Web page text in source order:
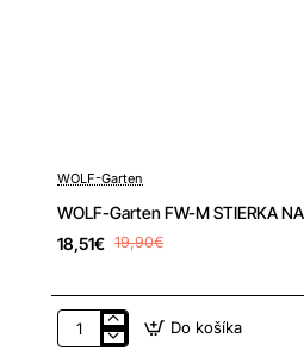
-7%
WOLF-Garten
WOLF-Garten FW-M STIERKA
18,51€ 19,90€
WOLF-
Do košíka